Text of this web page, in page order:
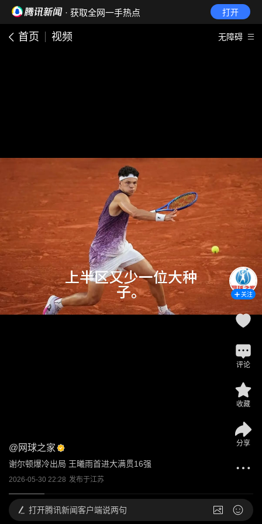
· 获取全网一手热点 打开
首页 视频 无障碍
@ 网球之家
谢尔顿爆冷出局 王曦雨首进大满贯16强
2026-05-30 22:28 发布于江苏
关注
评论
收藏
分享
打开腾讯新闻客户端说两句